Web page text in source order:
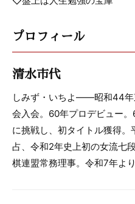
プロフィール
清水市代
しみず・いちよ――昭和44年
会入会。60年プロデビュー
に挑戦し、初タイトル獲得
占、令和2年史上初の女流七
棋連盟常務理事。令和7年より